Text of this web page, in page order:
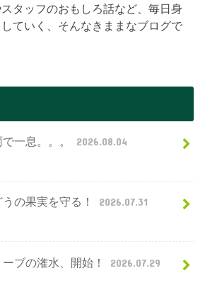
タッフのおもしろ話など、毎日身
ていく、そんなきままなブログで
一息。。。 2026.08.04
の果実を守る！ 2026.07.31
ーブの潅水、開始！ 2026.07.29